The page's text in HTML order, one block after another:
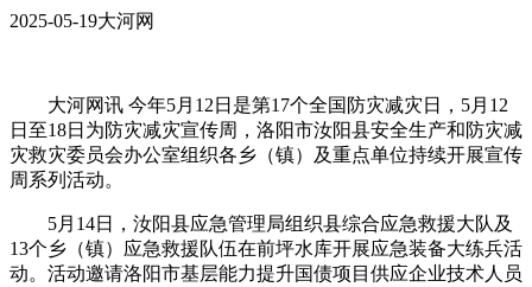
2025-05-19大河网
大河网讯 今年5月12日是第17个全国防灾减灾日，5月12
日至18日为防灾减灾宣传周，洛阳市汝阳县安全生产和防灾减
灾救灾委员会办公室组织各乡（镇）及重点单位持续开展宣传
周系列活动。
5月14日，汝阳县应急管理局组织县综合应急救援大队及
13个乡（镇）应急救援队伍在前坪水库开展应急装备大练兵活
动。活动邀请洛阳市基层能力提升国债项目供应企业技术人员